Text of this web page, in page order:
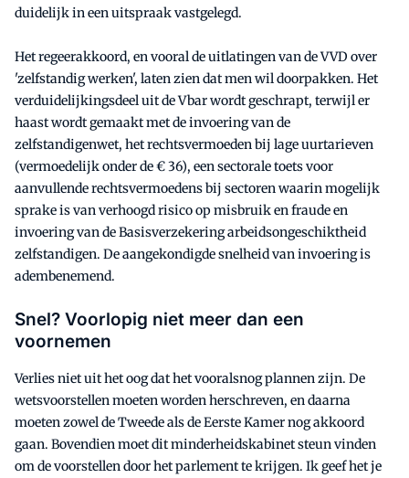
duidelijk in een uitspraak vastgelegd.
Het regeerakkoord, en vooral de uitlatingen van de VVD over
'zelfstandig werken', laten zien dat men wil doorpakken. Het
verduidelijkingsdeel uit de Vbar wordt geschrapt, terwijl er
haast wordt gemaakt met de invoering van de
zelfstandigenwet, het rechtsvermoeden bij lage uurtarieven
(vermoedelijk onder de € 36), een sectorale toets voor
aanvullende rechtsvermoedens bij sectoren waarin mogelijk
sprake is van verhoogd risico op misbruik en fraude en
invoering van de Basisverzekering arbeidsongeschiktheid
zelfstandigen. De aangekondigde snelheid van invoering is
adembenemend.
Snel? Voorlopig niet meer dan een
voornemen
Verlies niet uit het oog dat het vooralsnog plannen zijn. De
wetsvoorstellen moeten worden herschreven, en daarna
moeten zowel de Tweede als de Eerste Kamer nog akkoord
gaan. Bovendien moet dit minderheidskabinet steun vinden
om de voorstellen door het parlement te krijgen. Ik geef het je